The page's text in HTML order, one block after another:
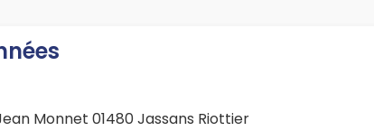
Monnet 01480 Jassans Riottier